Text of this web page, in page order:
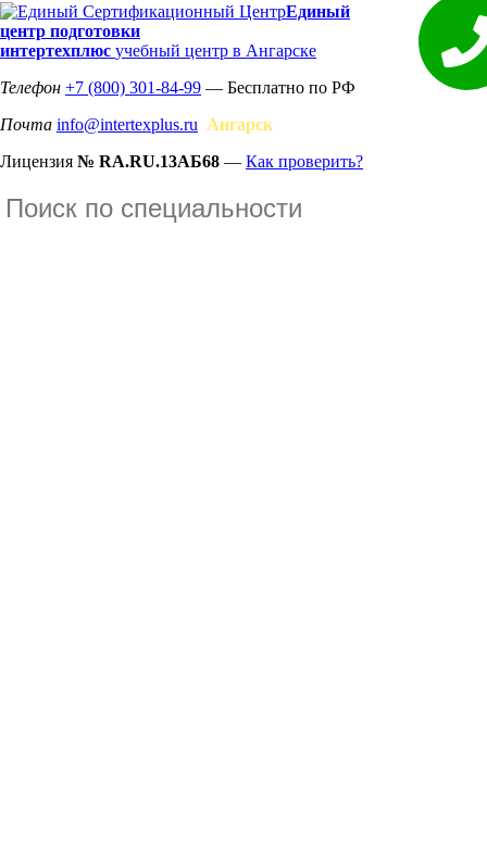
Единый
центр подготовки
интертехплюс учебный центр в Ангарске
Телефон +7 (800) 301-84-99 — Бесплатно по РФ
Почта info@intertexplus.ru Ангарск
Лицензия № RA.RU.13АБ68 — Как проверить?